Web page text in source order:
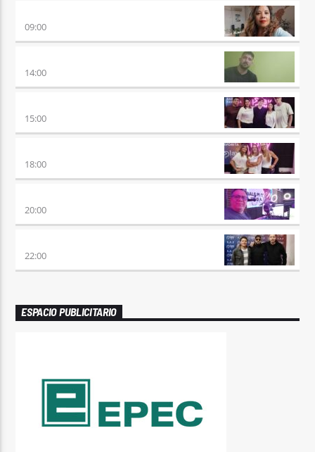
09:00
14:00
15:00
18:00
20:00
22:00
ESPACIO PUBLICITARIO